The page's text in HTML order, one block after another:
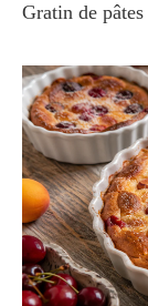
Gratin de